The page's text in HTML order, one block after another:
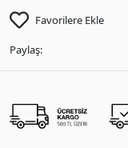
Favorilere Ekle
Paylaş: